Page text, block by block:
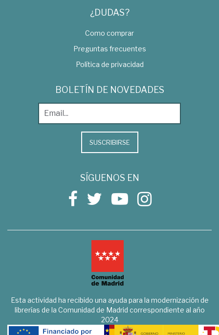
¿DUDAS?
Como comprar
Preguntas frecuentes
Política de privacidad
BOLETÍN DE NOVEDADES
SUSCRIBIRSE
SÍGUENOS EN
Esta actividad ha recibido una ayuda para la modernización de
librerías de la Comunidad de Madrid correspondiente al año
2024